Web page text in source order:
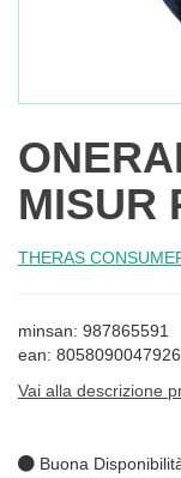
MISUR
THERAS
minsan: 987865591
ean: 8058090047926
Vai alla descrizione
Buona